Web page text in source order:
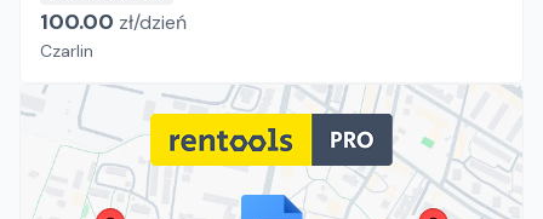
100.00 zł/dzień
Czarlin